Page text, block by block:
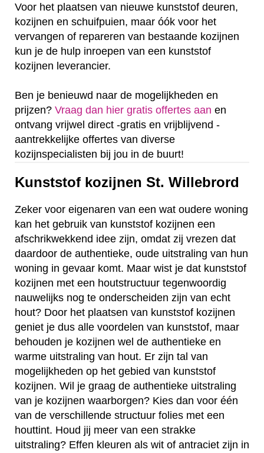
Voor het plaatsen van nieuwe kunststof deuren,
kozijnen en schuifpuien, maar óók voor het
vervangen of repareren van bestaande kozijnen
kun je de hulp inroepen van een kunststof
kozijnen leverancier.
Ben je benieuwd naar de mogelijkheden en
prijzen? Vraag dan hier gratis offertes aan en
ontvang vrijwel direct -gratis en vrijblijvend -
aantrekkelijke offertes van diverse
kozijnspecialisten bij jou in de buurt!
Kunststof kozijnen St. Willebrord
Zeker voor eigenaren van een wat oudere woning
kan het gebruik van kunststof kozijnen een
afschrikwekkend idee zijn, omdat zij vrezen dat
daardoor de authentieke, oude uitstraling van hun
woning in gevaar komt. Maar wist je dat kunststof
kozijnen met een houtstructuur tegenwoordig
nauwelijks nog te onderscheiden zijn van echt
hout? Door het plaatsen van kunststof kozijnen
geniet je dus alle voordelen van kunststof, maar
behouden je kozijnen wel de authentieke en
warme uitstraling van hout. Er zijn tal van
mogelijkheden op het gebied van kunststof
kozijnen. Wil je graag de authentieke uitstraling
van je kozijnen waarborgen? Kies dan voor één
van de verschillende structuur folies met een
houttint. Houd jij meer van een strakke
uitstraling? Effen kleuren als wit of antraciet zijn in